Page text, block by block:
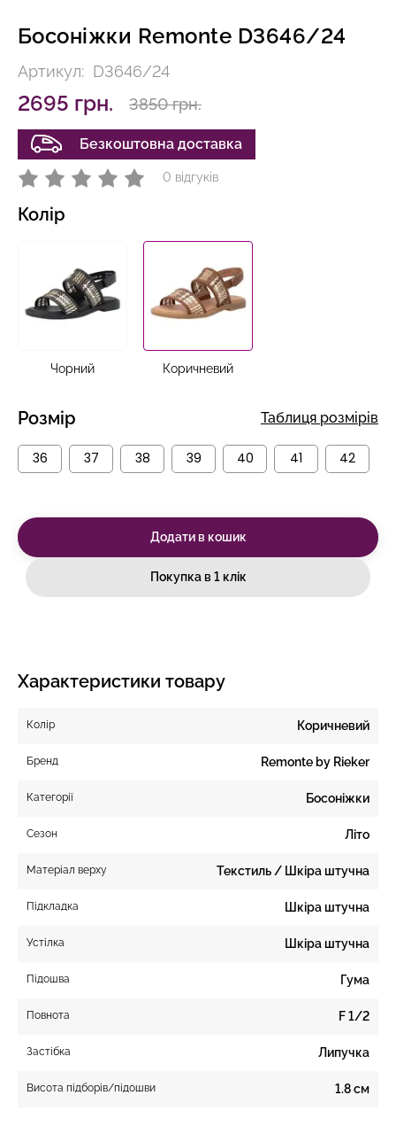
Босоніжки Remonte D3646/24
Артикул: D3646/24
2695 грн. 3850 грн.
Безкоштовна доставка
0 відгуків
Колір
Чорний Коричневий
Розмір Таблиця розмірів
36 37 38 39 40 41 42
Додати в кошик
Покупка в 1 клік
Характеристики товару
Колір Коричневий
Бренд Remonte by Rieker
Категорії Босоніжки
Сезон Літо
Матеріал верху Текстиль / Шкіра штучна
Підкладка Шкіра штучна
Устілка Шкіра штучна
Підошва Гума
Повнота F 1/2
Застібка Липучка
Висота підборів/підошви 1.8 см